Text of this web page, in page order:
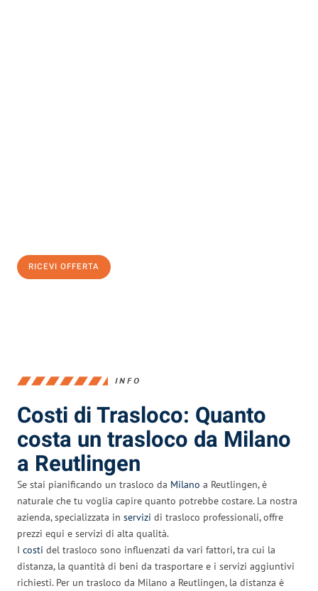
RICEVI OFFERTA
INFO
Costi di Trasloco: Quanto
costa un trasloco da Milano
a Reutlingen
Se stai pianificando un trasloco da Milano a Reutlingen, è
naturale che tu voglia capire quanto potrebbe costare. La nostra
azienda, specializzata in servizi di trasloco professionali, offre
prezzi equi e servizi di alta qualità.
I costi del trasloco sono influenzati da vari fattori, tra cui la
distanza, la quantità di beni da trasportare e i servizi aggiuntivi
richiesti. Per un trasloco da Milano a Reutlingen, la distanza è